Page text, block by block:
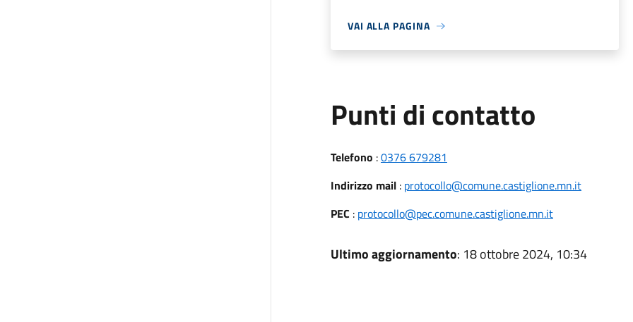
VAI ALLA PAGINA
Punti di contatto
Telefono :0376 679281
Indirizzo mail: protocollo@comune.castiglione.mn.it
PEC : protocollo@pec.comune.castiglione.mn.it
Ultimo aggiornamento: 18 ottobre 2024, 10:34